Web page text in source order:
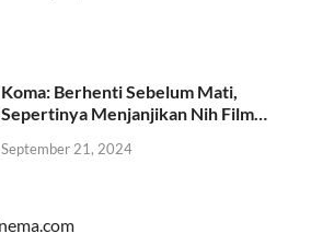
Koma: Berhenti Sebelum Mati,
Sepertinya Menjanjikan Nih Film…
September 21, 2024